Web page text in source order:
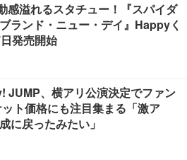
感溢れるスタチュー！『スパイダ
ランド・ニュー・デイ』Happyく
発売開始
JUMP、横アリ公演決定でファン
ト価格にも注目集まる「激ア
に戻ったみたい」